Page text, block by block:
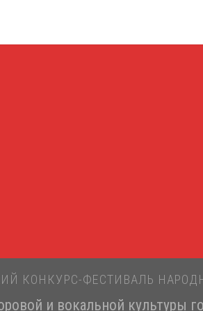
КОНКУРС-ФЕСТИВАЛЬ
и вокальной культуры